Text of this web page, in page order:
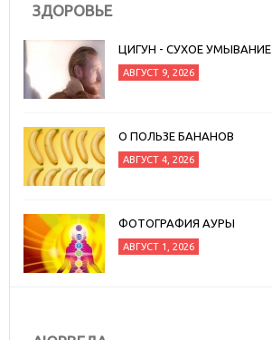
ЗДОРОВЬЕ
ЦИГУН - СУХОЕ УМЫВАНИЕ
АВГУСТ 9, 2026
О ПОЛЬЗЕ БАНАНОВ
АВГУСТ 4, 2026
ФОТОГРАФИЯ АУРЫ
АВГУСТ 1, 2026